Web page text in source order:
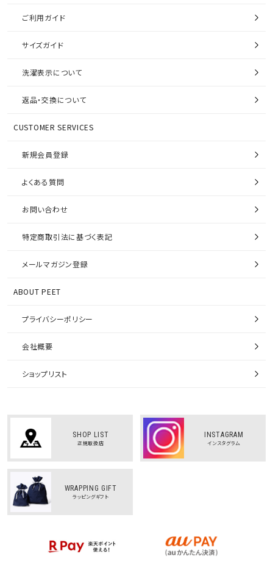
ご利用ガイド
サイズガイド
洗濯表示について
返品・交換について
CUSTOMER SERVICES
新規会員登録
よくある質問
お問い合わせ
特定商取引法に基づく表記
メールマガジン登録
ABOUT PEET
プライバシーポリシー
会社概要
ショップリスト
SHOP LIST
正規取扱店
INSTAGRAM
インスタグラム
WRAPPING GIFT
ラッピングギフト